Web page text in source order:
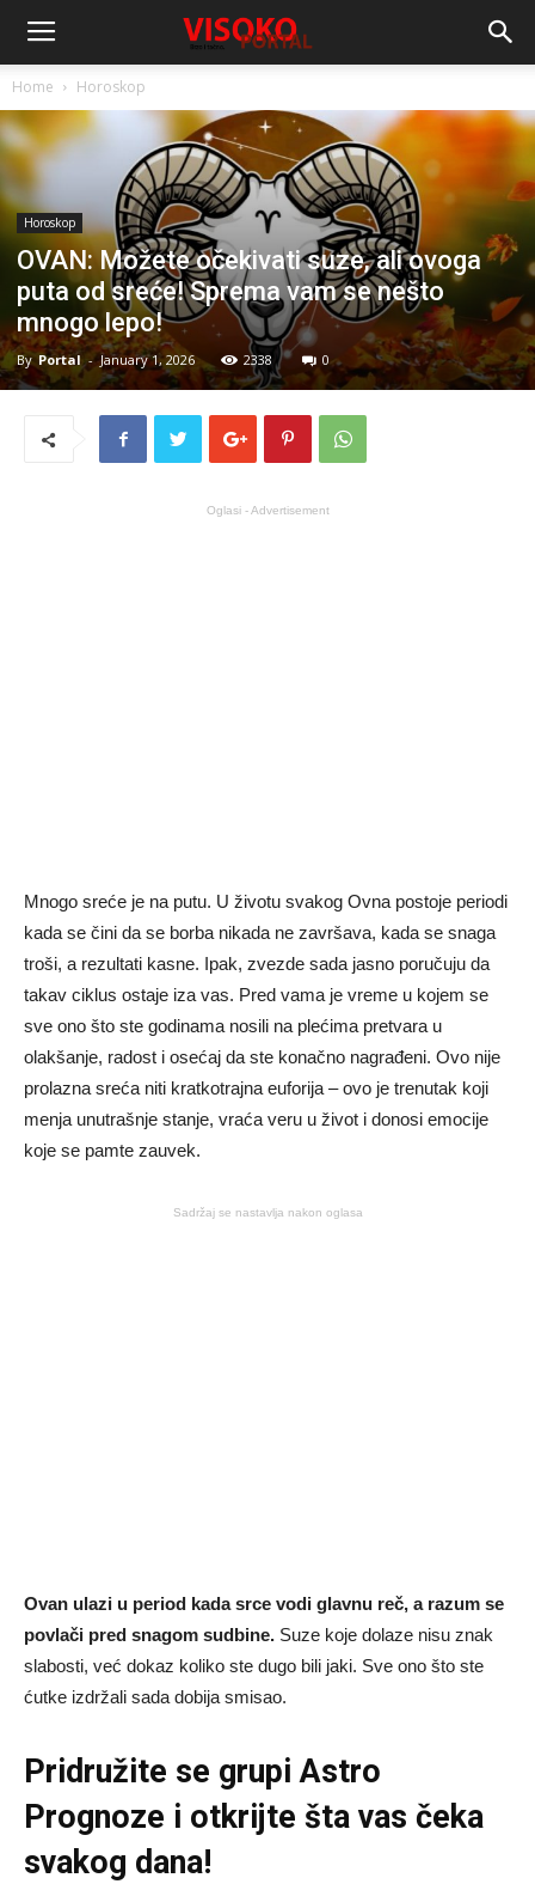
Home Horoskop
Horoskop
OVAN: Možete očekivati suze, ali ovoga
puta od sreće! Sprema vam se nešto
mnogo lepo!
By Portal - January 1, 2026 2338 0
Oglasi - Advertisement
Mnogo sreće je na putu. U životu svakog Ovna postoje periodi
kada se čini da se borba nikada ne završava, kada se snaga
troši, a rezultati kasne. Ipak, zvezde sada jasno poručuju da
takav ciklus ostaje iza vas. Pred vama je vreme u kojem se
sve ono što ste godinama nosili na plećima pretvara u
olakšanje, radost i osećaj da ste konačno nagrađeni. Ovo nije
prolazna sreća niti kratkotrajna euforija – ovo je trenutak koji
menja unutrašnje stanje, vraća veru u život i donosi emocije
koje se pamte zauvek.
Sadržaj se nastavlja nakon oglasa
Ovan ulazi u period kada srce vodi glavnu reč, a razum se
povlači pred snagom sudbine. Suze koje dolaze nisu znak
slabosti, već dokaz koliko ste dugo bili jaki. Sve ono što ste
ćutke izdržali sada dobija smisao.
Pridružite se grupiAstro
Prognoze i otkrijte šta vas čeka
svakog dana!